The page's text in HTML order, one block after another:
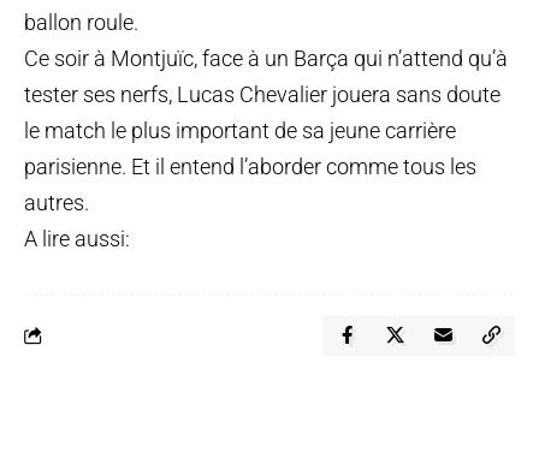
ballon roule.
Ce soir à Montjuïc, face à un Barça qui n’attend qu’à
tester ses nerfs, Lucas Chevalier jouera sans doute
le match le plus important de sa jeune carrière
parisienne. Et il entend l’aborder comme tous les
autres.
A lire aussi: